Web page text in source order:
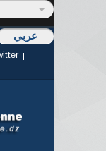
عربي